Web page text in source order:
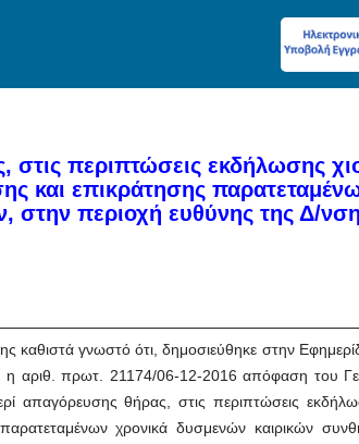
στις περιπτώσεις εκδήλωσης
και επικράτησης
στην περιοχή ευθύνης της Δ/
καθιστά γνωστό ότι, δημοσιεύθηκε στην
η αριθ. πρωτ. 21174/06-12-2016 απόφαση του
απαγόρευσης θήρας, στις περιπτώσεις
χρονικά δυσμενών καιρικών